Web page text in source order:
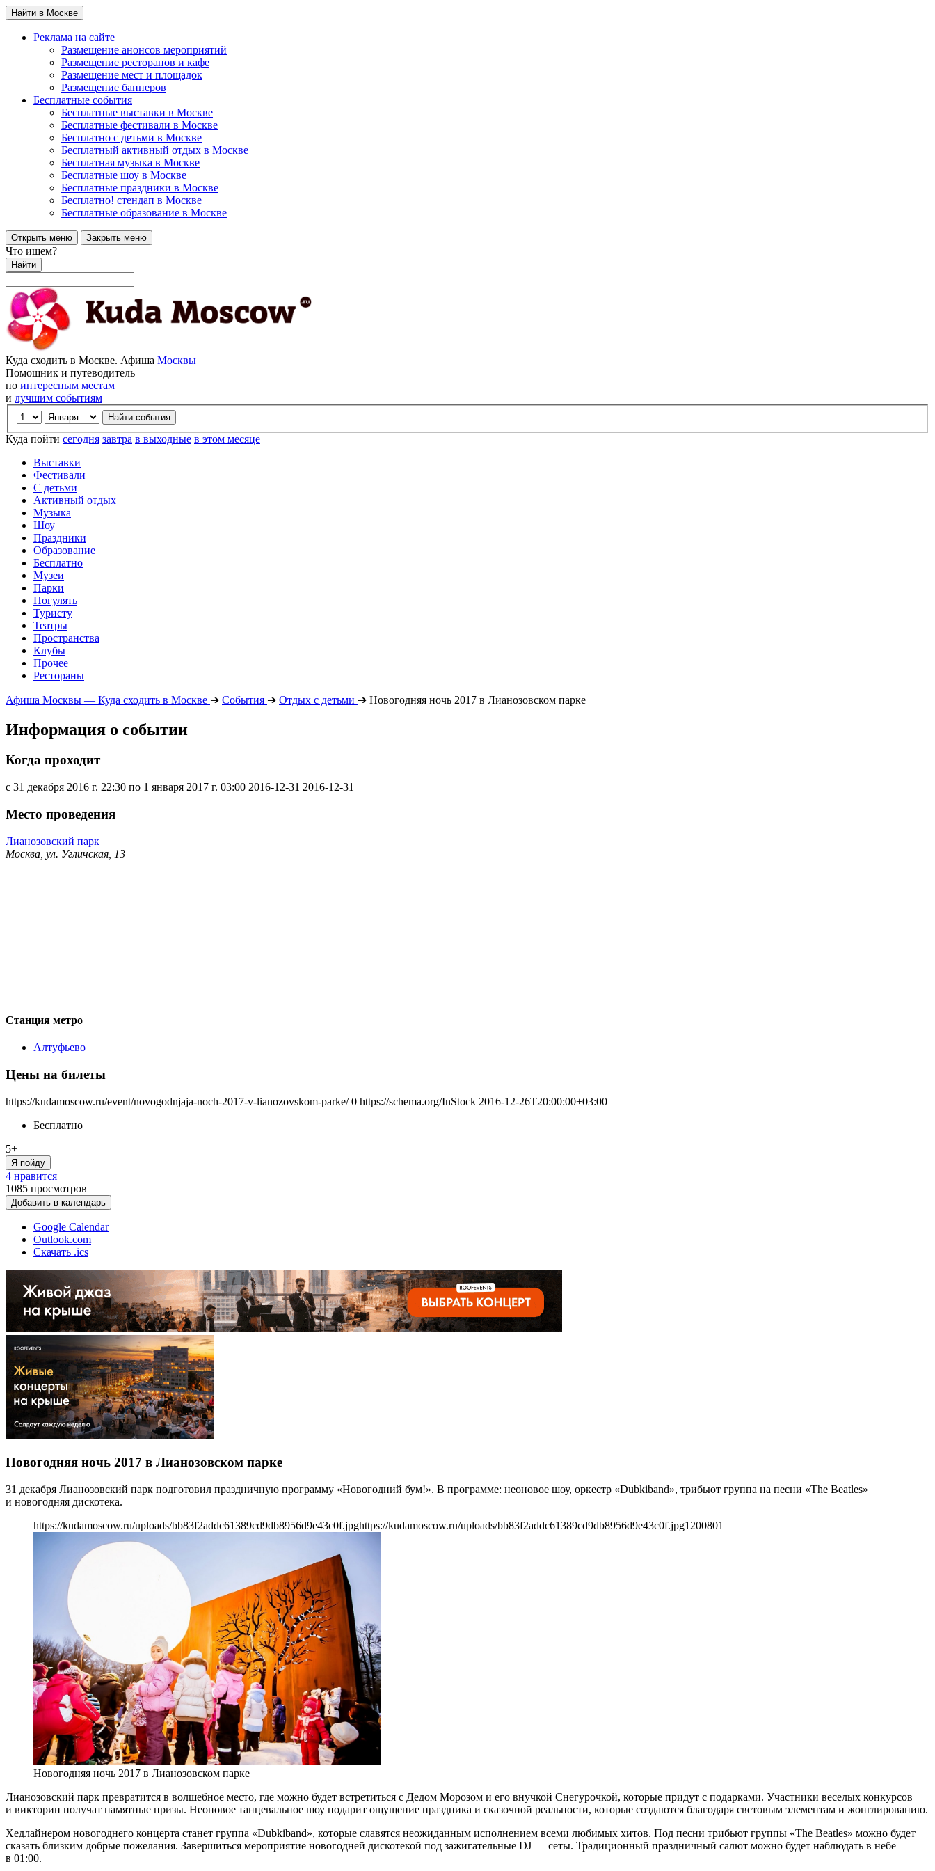
Найти в Москве
Реклама на сайте
Размещение анонсов мероприятий
Размещение ресторанов и кафе
Размещение мест и площадок
Размещение баннеров
Бесплатные события
Бесплатные выставки в Москве
Бесплатные фестивали в Москве
Бесплатно с детьми в Москве
Бесплатный активный отдых в Москве
Бесплатная музыка в Москве
Бесплатные шоу в Москве
Бесплатные праздники в Москве
Бесплатно! стендап в Москве
Бесплатные образование в Москве
Открыть меню Закрыть меню
Что ищем?
Найти
Куда сходить в Москве. Афиша Москвы
Помощник и путеводитель
по интересным местам
и лучшим событиям
Куда пойти сегодня завтра в выходные в этом месяце
Выставки
Фестивали
С детьми
Активный отдых
Музыка
Шоу
Праздники
Образование
Бесплатно
Музеи
Парки
Погулять
Туристу
Театры
Пространства
Клубы
Прочее
Рестораны
Афиша Москвы — Куда сходить в Москве ➔ События ➔ Отдых с детьми ➔ Новогодняя ночь 2017 в Лианозовском парке
Информация о событии
Когда проходит
с 31 декабря 2016 г. 22:30 по 1 января 2017 г. 03:00 2016-12-31 2016-12-31
Место проведения
Лианозовский парк
Москва, ул. Угличская, 13
Станция метро
Алтуфьево
Цены на билеты
https://kudamoscow.ru/event/novogodnjaja-noch-2017-v-lianozovskom-parke/ 0 https://schema.org/InStock 2016-12-26T20:00:00+03:00
Бесплатно
5+
Я пойду
4 нравится
1085 просмотров
Добавить в календарь
Google Calendar
Outlook.com
Скачать .ics
Новогодняя ночь 2017 в Лианозовском парке
31 декабря Лианозовский парк подготовил праздничную программу «Новогодний бум!». В программе: неоновое шоу, оркестр «Dubkiband», трибьют группа на песни «The Beatles»
и новогодняя дискотека.
https://kudamoscow.ru/uploads/bb83f2addc61389cd9db8956d9e43c0f.jpghttps://kudamoscow.ru/uploads/bb83f2addc61389cd9db8956d9e43c0f.jpg1200801
Новогодняя ночь 2017 в Лианозовском парке
Лианозовский парк превратится в волшебное место, где можно будет встретиться с Дедом Морозом и его внучкой Снегурочкой, которые придут с подарками. Участники веселых конкурсов
и викторин получат памятные призы. Неоновое танцевальное шоу подарит ощущение праздника и сказочной реальности, которые создаются благодаря световым элементам и жонглированию.
Хедлайнером новогоднего концерта станет группа «Dubkiband», которые славятся неожиданным исполнением всеми любимых хитов. Под песни трибьют группы «The Beatles» можно будет
сказать близким добрые пожелания. Завершиться мероприятие новогодней дискотекой под зажигательные DJ — сеты. Традиционный праздничный салют можно будет наблюдать в небе
в 01:00.